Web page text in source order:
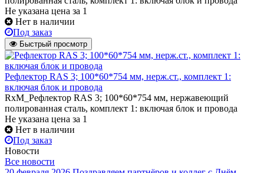
Не указана цена за 1
Нет в наличии
Под заказ
Быстрый просмотр
Рефлектор RAS 3; 100*60*754 мм, нерж.ст., комплект 1:
включая блок и провода
RxM_Рефлектор RAS 3; 100*60*754 мм, нержавеющий
полированная сталь, комплект 1: включая блок и провода
Не указана цена за 1
Нет в наличии
Под заказ
Новости
Все новости